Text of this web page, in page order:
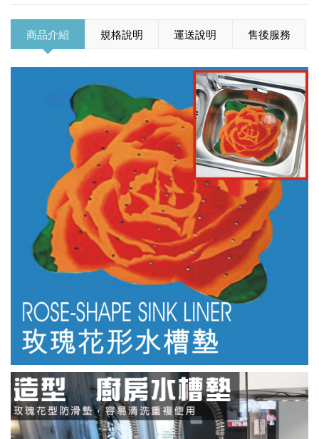
商品介紹 規格說明 運送說明 售後服務